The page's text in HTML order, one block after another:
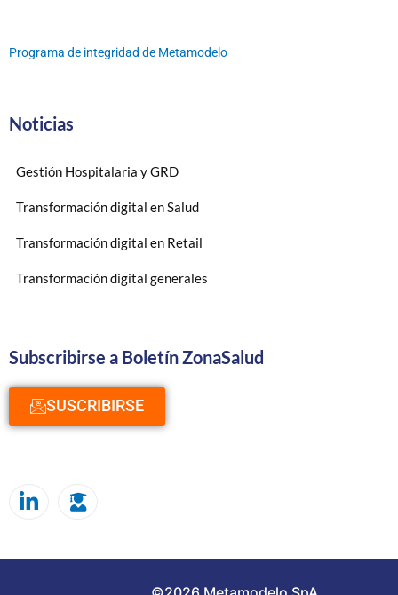
Programa de integridad de Metamodelo
Noticias
Gestión Hospitalaria y GRD
Transformación digital en Salud
Transformación digital en Retail
Transformación digital generales
Subscribirse a Boletín ZonaSalud
SUSCRIBIRSE